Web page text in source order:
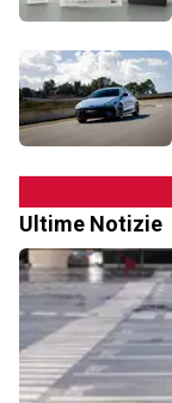
Ultime Notizie